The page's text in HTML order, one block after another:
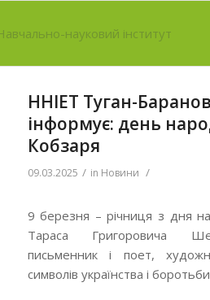
ННІЕТ Туган-
інформує: день
Кобзаря
09.03.2025 / in Новини /
9 березня – річниця з дня
Тараса Григоровича
письменник і поет,
символів українства і